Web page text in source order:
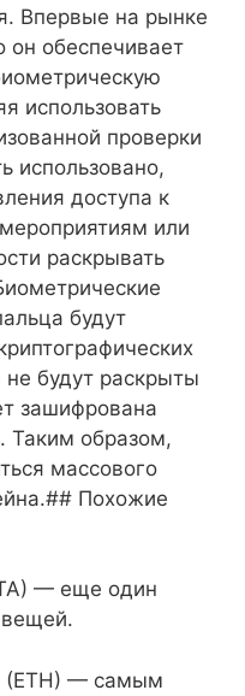
Впервые на рынке
он обеспечивает
использовать
проверки
использовано,
доступа к
или
раскрывать
будут
будут раскрыты
зашифрована
Таким образом,
массового
Похожие
— еще один
(ETH) — самым